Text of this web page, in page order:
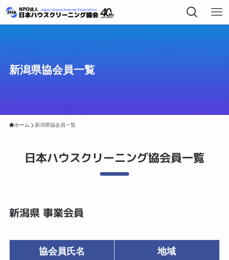
新潟県協会員一覧
ホーム 新潟県協会員一覧
日本ハウスクリーニング協会員一覧
新潟県 事業会員
協会員氏名 地域